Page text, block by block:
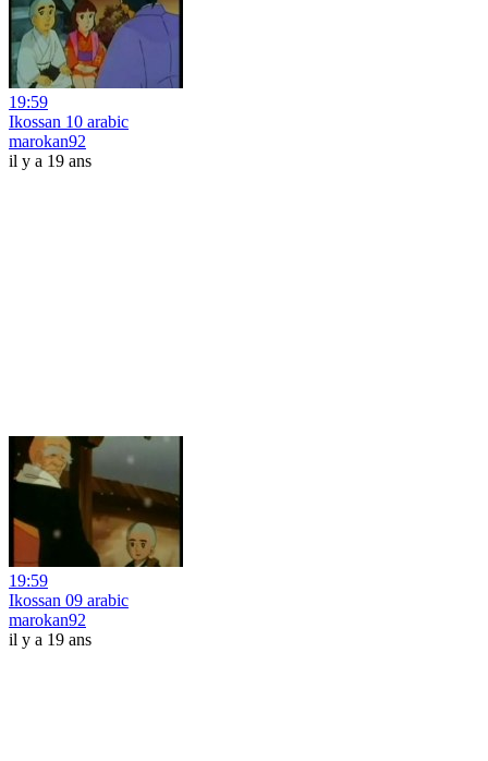
19:59
Ikossan 10 arabic
marokan92
il y a 19 ans
19:59
Ikossan 09 arabic
marokan92
il y a 19 ans